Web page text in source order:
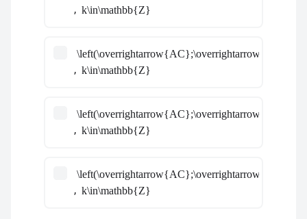
, k\in\mathbb{Z}
, k\in\mathbb{Z}
, k\in\mathbb{Z}
, k\in\mathbb{Z}